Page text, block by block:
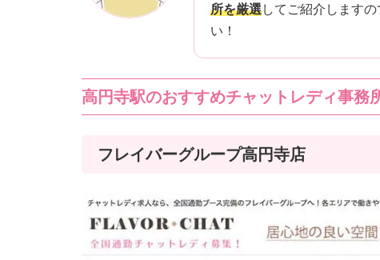
所を厳選してご紹介します
い！
高円寺駅のおすすめチャットレディ事務
フレイバーグループ高円寺店